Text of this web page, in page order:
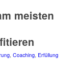
meisten
, Coaching, Erfüllung